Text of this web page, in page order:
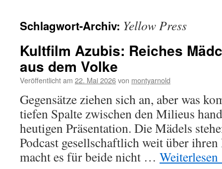
Schlagwort-Archiv: Yellow Press
Kultfilm Azubis: Reiches
aus dem Volke
Veröffentlicht am 22. Mai 2026von montyarnold
Gegensätze ziehen sich an, aber was
tiefen Spalte zwischen den Milieus
heutigen Präsentation. Die Mädels
Podcast gesellschaftlich weit über
macht es für beide nicht … Weiterlesen